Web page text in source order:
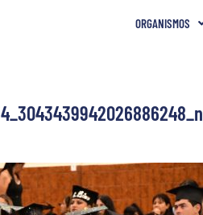
ORGANISMOS